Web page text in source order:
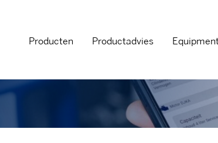
Producten Productadvies